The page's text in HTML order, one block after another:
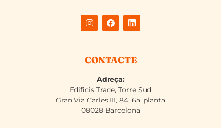
CONTACTE
Adreça:
Edificis Trade, Torre Sud
Gran Via Carles III, 84, 6a. planta
08028 Barcelona